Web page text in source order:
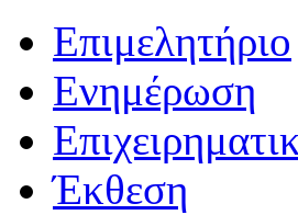
Επιμελητήριο
Ενημέρωση
Έκθεση